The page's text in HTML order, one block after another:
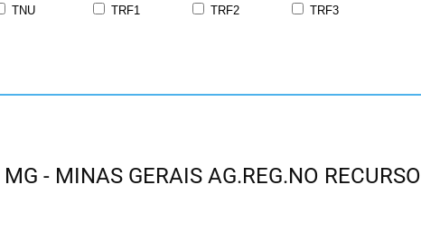
TNU TRF1 TRF2
TRF3
- MINAS GERAIS AG.REG.NO RECURSO